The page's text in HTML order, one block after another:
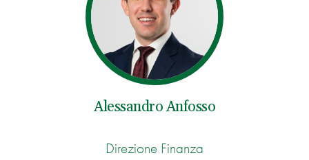
Alessandro Anfosso
Direzione Finanza